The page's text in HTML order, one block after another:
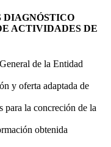
ACTIVIDADES DE
de la Entidad
y oferta adaptada de
para la concreción de la
obtenida